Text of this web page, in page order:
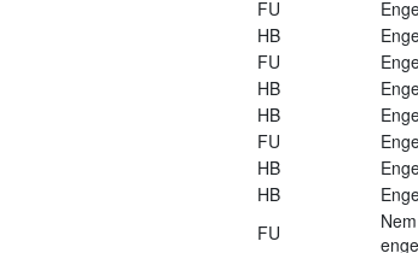
FU
HB
FU
HB
HB
FU
HB
HB
FU
Nem